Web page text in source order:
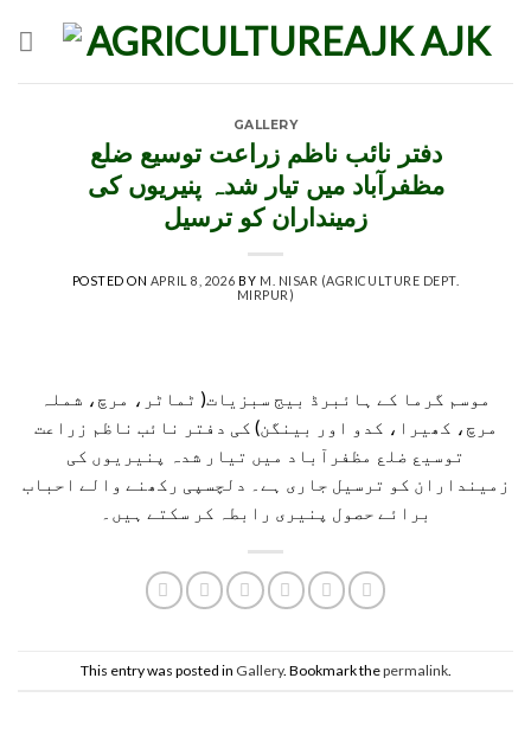
GALLERY
دفتر نائب ناظم زراعت توسیع ضلع
مظفرآباد میں تیار شدہ پنیریوں کی
زمینداران کو ترسیل
POSTED ON APRIL 8, 2026 BY M. NISAR (AGRICULTURE DEPT.
MIRPUR)
موسم گرما کے ہائبرڈ بیج سبزیات( ٹماٹر، مرچ، شملہ
مرچ، کھیرا، کدو اور بینگن) کی دفتر نائب ناظم زراعت
توسیع ضلع مظفرآباد میں تیار شدہ پنیریوں کی
زمینداران کو ترسیل جاری ہے۔ دلچسپی رکھنے والے احباب
برائے حصول پنیری رابطہ کر سکتے ہیں۔
This entry was posted in Gallery. Bookmark thepermalink.